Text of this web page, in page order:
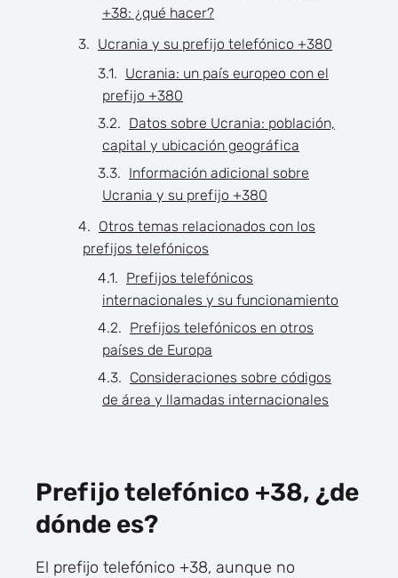
+38: ¿qué hacer?
Ucrania y su prefijo telefónico +380
Ucrania: un país europeo con el
prefijo +380
Datos sobre Ucrania: población,
capital y ubicación geográfica
Información adicional sobre
Ucrania y su prefijo +380
Otros temas relacionados con los
prefijos telefónicos
Prefijos telefónicos
internacionales y su funcionamiento
Prefijos telefónicos en otros
países de Europa
Consideraciones sobre códigos
de área y llamadas internacionales
Prefijo telefónico +38, ¿de
dónde es?
El prefijo telefónico +38, aunque no